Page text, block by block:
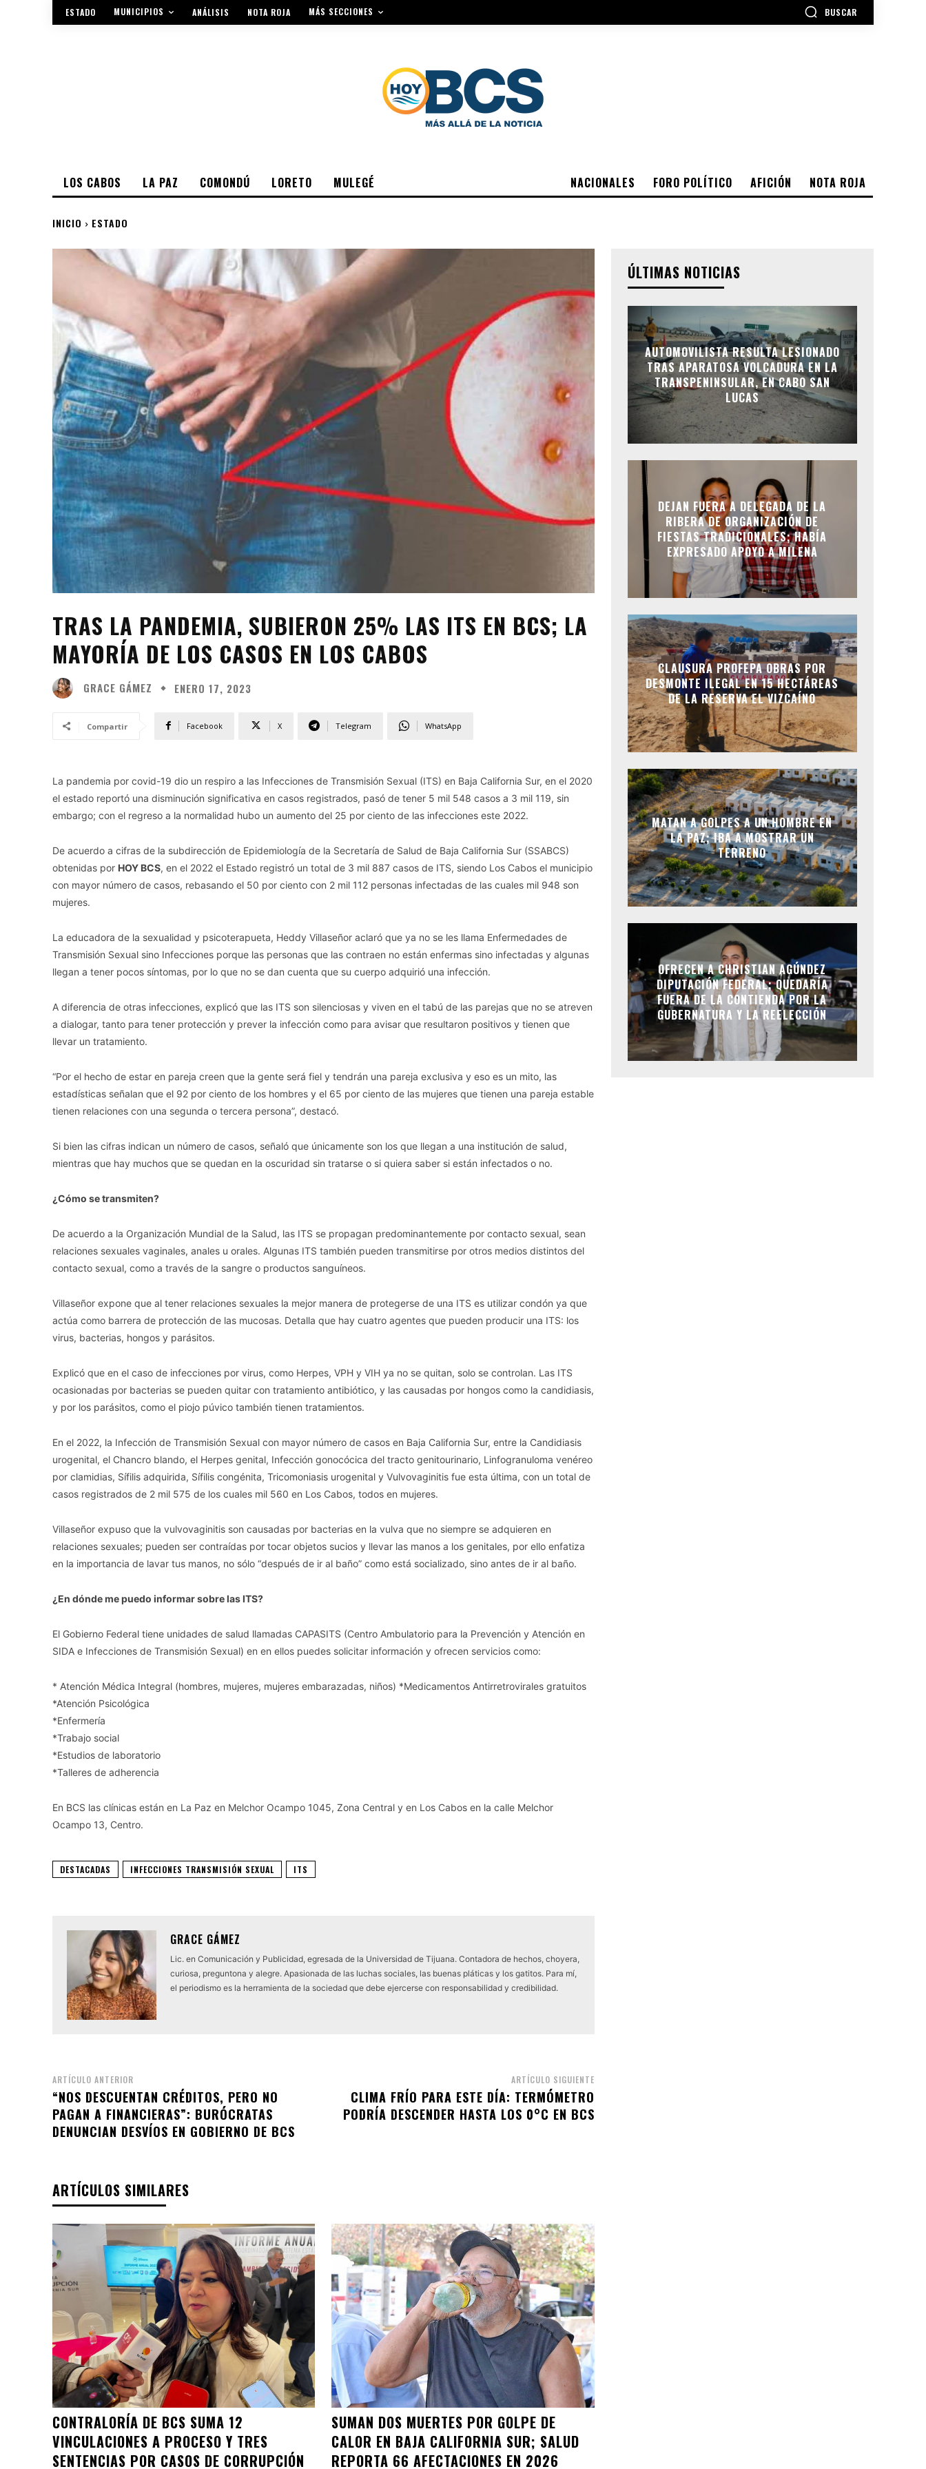
ESTADO MUNICIPIOS ANÁLISIS NOTA ROJA MÁS SECCIONES BUSCAR
NACIONALES FORO POLÍTICO AFICIÓN NOTA ROJA
LOS CABOS LA PAZ COMONDÚ LORETO MULEGÉ
INICIO ESTADO
TRAS LA PANDEMIA, SUBIERON 25% LAS ITS EN BCS; LA
MAYORÍA DE LOS CASOS EN LOS CABOS
GRACE GÁMEZ ENERO 17, 2023
Compartir Facebook X Telegram WhatsApp
La pandemia por covid-19 dio un respiro a las Infecciones de Transmisión Sexual (ITS) en Baja California Sur, en el 2020
el estado reportó una disminución significativa en casos registrados, pasó de tener 5 mil 548 casos a 3 mil 119, sin
embargo; con el regreso a la normalidad hubo un aumento del 25 por ciento de las infecciones este 2022.
De acuerdo a cifras de la subdirección de Epidemiología de la Secretaría de Salud de Baja California Sur (SSABCS)
obtenidas por HOY BCS, en el 2022 el Estado registró un total de 3 mil 887 casos de ITS, siendo Los Cabos el municipio
con mayor número de casos, rebasando el 50 por ciento con 2 mil 112 personas infectadas de las cuales mil 948 son
mujeres.
La educadora de la sexualidad y psicoterapueta, Heddy Villaseñor aclaró que ya no se les llama Enfermedades de
Transmisión Sexual sino Infecciones porque las personas que las contraen no están enfermas sino infectadas y algunas
llegan a tener pocos síntomas, por lo que no se dan cuenta que su cuerpo adquirió una infección.
A diferencia de otras infecciones, explicó que las ITS son silenciosas y viven en el tabú de las parejas que no se atreven
a dialogar, tanto para tener protección y prever la infección como para avisar que resultaron positivos y tienen que
llevar un tratamiento.
“Por el hecho de estar en pareja creen que la gente será fiel y tendrán una pareja exclusiva y eso es un mito, las
estadísticas señalan que el 92 por ciento de los hombres y el 65 por ciento de las mujeres que tienen una pareja estable
tienen relaciones con una segunda o tercera persona”, destacó.
Si bien las cifras indican un número de casos, señaló que únicamente son los que llegan a una institución de salud,
mientras que hay muchos que se quedan en la oscuridad sin tratarse o si quiera saber si están infectados o no.
¿Cómo se transmiten?
De acuerdo a la Organización Mundial de la Salud, las ITS se propagan predominantemente por contacto sexual, sean
relaciones sexuales vaginales, anales u orales. Algunas ITS también pueden transmitirse por otros medios distintos del
contacto sexual, como a través de la sangre o productos sanguíneos.
Villaseñor expone que al tener relaciones sexuales la mejor manera de protegerse de una ITS es utilizar condón ya que
actúa como barrera de protección de las mucosas. Detalla que hay cuatro agentes que pueden producir una ITS: los
virus, bacterias, hongos y parásitos.
Explicó que en el caso de infecciones por virus, como Herpes, VPH y VIH ya no se quitan, solo se controlan. Las ITS
ocasionadas por bacterias se pueden quitar con tratamiento antibiótico, y las causadas por hongos como la candidiasis,
y por los parásitos, como el piojo púvico también tienen tratamientos.
En el 2022, la Infección de Transmisión Sexual con mayor número de casos en Baja California Sur, entre la Candidiasis
urogenital, el Chancro blando, el Herpes genital, Infección gonocócica del tracto genitourinario, Linfogranuloma venéreo
por clamidias, Sífilis adquirida, Sífilis congénita, Tricomoniasis urogenital y Vulvovaginitis fue esta última, con un total de
casos registrados de 2 mil 575 de los cuales mil 560 en Los Cabos, todos en mujeres.
Villaseñor expuso que la vulvovaginitis son causadas por bacterias en la vulva que no siempre se adquieren en
relaciones sexuales; pueden ser contraídas por tocar objetos sucios y llevar las manos a los genitales, por ello enfatiza
en la importancia de lavar tus manos, no sólo “después de ir al baño” como está socializado, sino antes de ir al baño.
¿En dónde me puedo informar sobre las ITS?
El Gobierno Federal tiene unidades de salud llamadas CAPASITS (Centro Ambulatorio para la Prevención y Atención en
SIDA e Infecciones de Transmisión Sexual) en en ellos puedes solicitar información y ofrecen servicios como:
* Atención Médica Integral (hombres, mujeres, mujeres embarazadas, niños) *Medicamentos Antirretrovirales gratuitos
*Atención Psicológica
*Enfermería
*Trabajo social
*Estudios de laboratorio
*Talleres de adherencia
En BCS las clínicas están en La Paz en Melchor Ocampo 1045, Zona Central y en Los Cabos en la calle Melchor
Ocampo 13, Centro.
DESTACADAS INFECCIONES TRANSMISIÓN SEXUAL ITS
GRACE GÁMEZ
Lic. en Comunicación y Publicidad, egresada de la Universidad de Tijuana. Contadora de hechos, choyera,
curiosa, preguntona y alegre. Apasionada de las luchas sociales, las buenas pláticas y los gatitos. Para mí,
el periodismo es la herramienta de la sociedad que debe ejercerse con responsabilidad y credibilidad.
ARTÍCULO ANTERIOR
“NOS DESCUENTAN CRÉDITOS, PERO NO
PAGAN A FINANCIERAS”: BURÓCRATAS
DENUNCIAN DESVÍOS EN GOBIERNO DE BCS
ARTÍCULO SIGUIENTE
CLIMA FRÍO PARA ESTE DÍA: TERMÓMETRO
PODRÍA DESCENDER HASTA LOS 0°C EN BCS
ARTÍCULOS SIMILARES
CONTRALORÍA DE BCS SUMA 12
VINCULACIONES A PROCESO Y TRES
SENTENCIAS POR CASOS DE CORRUPCIÓN
SUMAN DOS MUERTES POR GOLPE DE
CALOR EN BAJA CALIFORNIA SUR; SALUD
REPORTA 66 AFECTACIONES EN 2026
ÚLTIMAS NOTICIAS
AUTOMOVILISTA RESULTA LESIONADO
TRAS APARATOSA VOLCADURA EN LA
TRANSPENINSULAR, EN CABO SAN
LUCAS
DEJAN FUERA A DELEGADA DE LA
RIBERA DE ORGANIZACIÓN DE
FIESTAS TRADICIONALES; HABÍA
EXPRESADO APOYO A MILENA
CLAUSURA PROFEPA OBRAS POR
DESMONTE ILEGAL EN 15 HECTÁREAS
DE LA RESERVA EL VIZCAÍNO
MATAN A GOLPES A UN HOMBRE EN
LA PAZ; IBA A MOSTRAR UN
TERRENO
OFRECEN A CHRISTIAN AGÚNDEZ
DIPUTACIÓN FEDERAL; QUEDARÍA
FUERA DE LA CONTIENDA POR LA
GUBERNATURA Y LA REELECCIÓN